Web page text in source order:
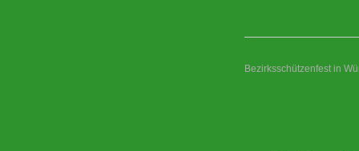
Bezirksschützenfest in